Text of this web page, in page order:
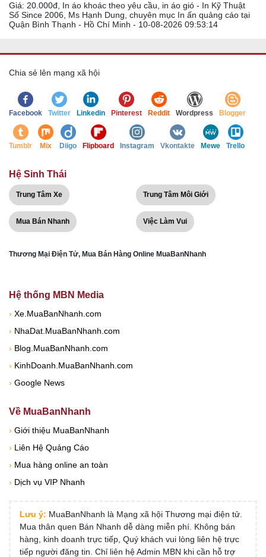
Giá: 20.000đ, In áo khoác theo yêu cầu, in áo gió - In Kỹ Thuật
Số Since 2006, Ms Hạnh Dung, chuyên mục In ấn quảng cáo tại
Quận Bình Thạnh - Hồ Chí Minh - 10-08-2026 09:53:14
Chia sẻ lên mạng xã hội
Facebook Twitter Linkedin Pinterest Reddit Wordpress Blogger
Tumblr Mix Diigo Flipboard Instagram Vkontakte Mewe Trello
Hệ Sinh Thái
Trung Tâm Xe Trung Tâm Môi Giới
Mua Bán Nhanh Việc Làm Vui
Thương Mại Điện Tử, Mua Bán Hàng Online MuaBanNhanh
Hệ thống MBN Media
› Xe.MuaBanNhanh.com
› NhaDat.MuaBanNhanh.com
› Blog.MuaBanNhanh.com
› KinhDoanh.MuaBanNhanh.com
› Google News
Về MuaBanNhanh
› Giới thiệu MuaBanNhanh
› Liên Hệ Quảng Cáo
› Mua hàng online an toàn
› Dịch vụ VIP Nhanh
Lưu ý: MuaBanNhanh là Mạng xã hội Thương mại điện tử.
Mua thân quen Bán Nhanh dễ dàng miễn phí. Không bán
hàng, kinh doanh trực tiếp, Quý khách vui lòng liên hệ trực
tiếp người đăng tin. Chỉ liên hệ Admin MBN khi cần hỗ trợ